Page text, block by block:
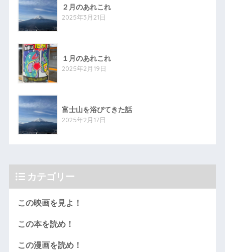
２月のあれこれ
2025年3月21日
１月のあれこれ
2025年2月19日
富士山を浴びてきた話
2025年2月17日
カテゴリー
この映画を見よ！
この本を読め！
この漫画を読め！